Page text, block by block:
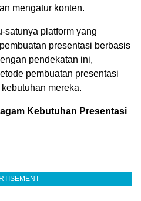
mengatur konten.
satunya platform yang
presentasi berbasis
pendekatan ini,
pembuatan presentasi
mereka.
Kebutuhan Presentasi